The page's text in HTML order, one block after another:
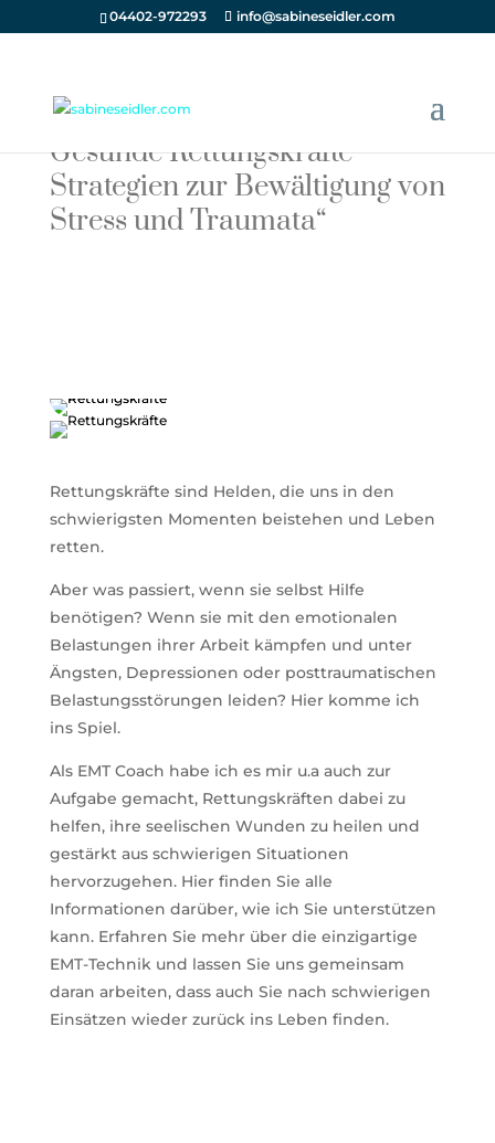
04402-972293 info@sabineseidler.com
Gesunde Rettungskräfte –
Strategien zur Bewältigung von
Stress und Traumata“
Rettungskräfte sind Helden, die uns in den
schwierigsten Momenten beistehen und Leben
retten.
Aber was passiert, wenn sie selbst Hilfe
benötigen? Wenn sie mit den emotionalen
Belastungen ihrer Arbeit kämpfen und unter
Ängsten, Depressionen oder posttraumatischen
Belastungsstörungen leiden? Hier komme ich
ins Spiel.
Als EMT Coach habe ich es mir u.a auch zur
Aufgabe gemacht, Rettungskräften dabei zu
helfen, ihre seelischen Wunden zu heilen und
gestärkt aus schwierigen Situationen
hervorzugehen. Hier finden Sie alle
Informationen darüber, wie ich Sie unterstützen
kann. Erfahren Sie mehr über die einzigartige
EMT-Technik und lassen Sie uns gemeinsam
daran arbeiten, dass auch Sie nach schwierigen
Einsätzen wieder zurück ins Leben finden.